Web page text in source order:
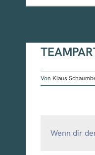
Von Klaus
Wenn dir